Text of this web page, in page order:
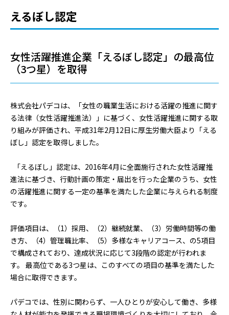
えるぼし認定
女性活躍推進企業「えるぼし認定」の最高位
（3つ星）を取得
株式会社パデコは、「女性の職業生活における活躍の推進に関す
る法律（女性活躍推進法）」に基づく、女性活躍推進に関する取
り組みが評価され、平成31年2月12日に厚生労働大臣より「える
ぼし」認定を取得しました。
「えるぼし」認定は、2016年4月に全面施行された女性活躍推
進法に基づき、行動計画の策定・届出を行った企業のうち、女性
の活躍推進に関する一定の基準を満たした企業に与えられる制度
です。
評価項目は、（1）採用、（2）継続就業、（3）労働時間等の働
き方、（4）管理職比率、（5）多様なキャリアコース、の5項目
で構成されており、達成状況に応じて3段階の認定が行われま
す。 最高位である3つ星は、このすべての項目の基準を満たした
場合に取得できます。
パデコでは、性別に関わらず、一人ひとりが安心して働き、多様